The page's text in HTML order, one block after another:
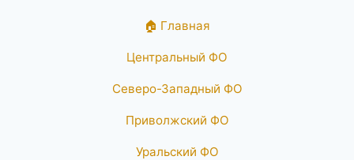
🏠 Главная
Центральный ФО
Северо-Западный ФО
Приволжский ФО
Уральский ФО